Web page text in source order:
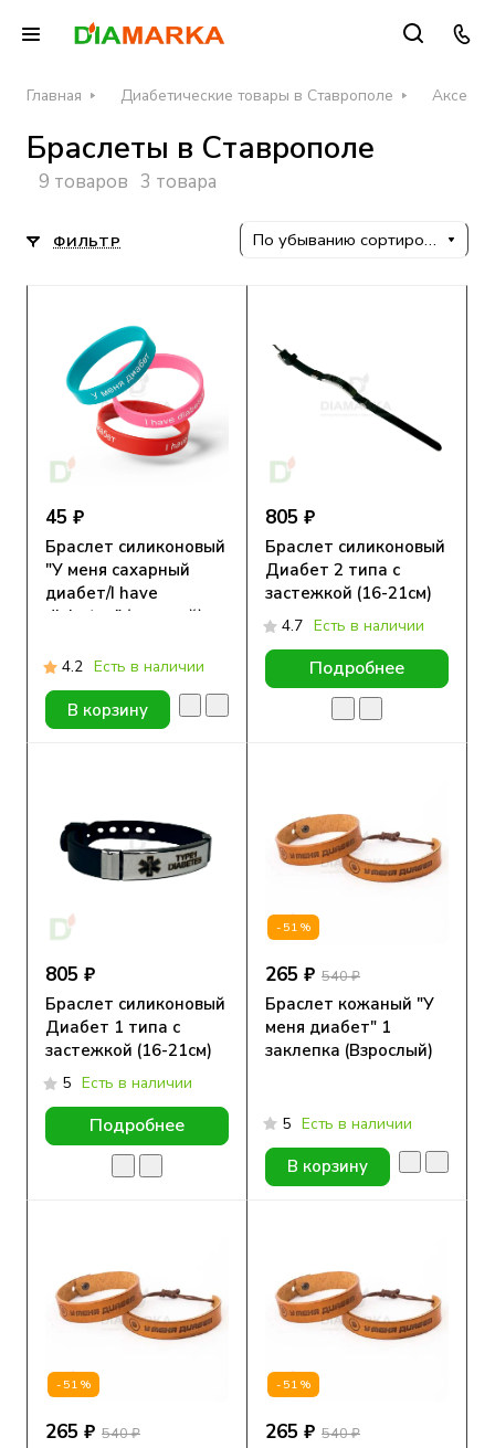
Главная Диабетические товары в Ставрополе
Браслеты в Ставрополе
9 товаров 3 товара
ФИЛЬТР По убыванию сортировки
45 ₽
Браслет силиконовый
"У меня сахарный
диабет/I have
diabetes" (детский)
4.2 Есть в наличии
В корзину
805 ₽
Браслет силиконовый
Диабет 2 типа с
застежкой (16-21см)
4.7 Есть в наличии
Подробнее
805 ₽
Браслет силиконовый
Диабет 1 типа с
застежкой (16-21см)
5 Есть в наличии
Подробнее
-51%
265 ₽ 540 ₽
Браслет кожаный "У
меня диабет" 1
заклепка (Взрослый)
5 Есть в наличии
В корзину
-51%
265 ₽ 540 ₽
-51%
265 ₽ 540 ₽